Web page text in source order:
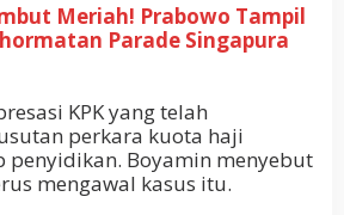
Meriah! Prabowo Tampil
Parade Singapura
KPK yang telah
perkara kuota haji
penyidikan. Boyamin menyebut
mengawal kasus itu.